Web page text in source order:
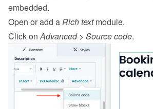
embedded.
Open or add a Rich text module.
Click on Advanced > Source code.